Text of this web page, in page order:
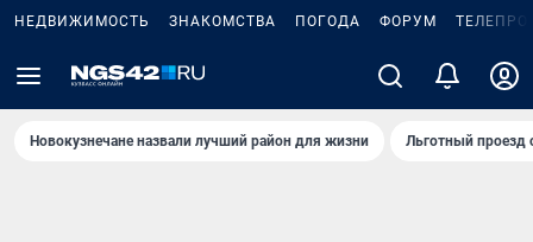
НЕДВИЖИМОСТЬ ЗНАКОМСТВА ПОГОДА ФОРУМ
Новокузнечане назвали лучший район для жизни Льготный проезд